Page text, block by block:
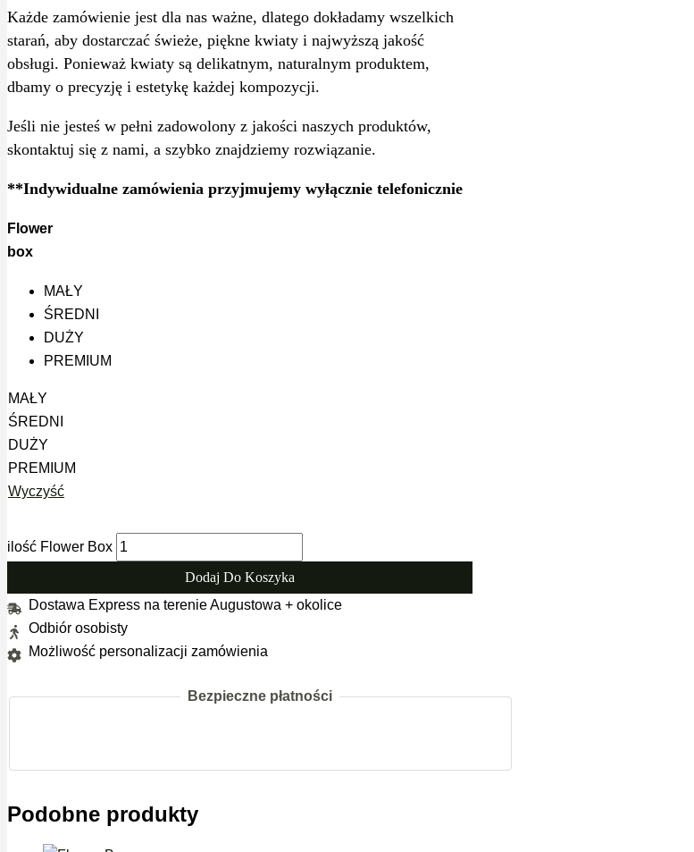
Każde zamówienie jest dla nas ważne, dlatego dokładamy wszelkich
starań, aby dostarczać świeże, piękne kwiaty i najwyższą jakość
obsługi. Ponieważ kwiaty są delikatnym, naturalnym produktem,
dbamy o precyzję i estetykę każdej kompozycji.
Jeśli nie jesteś w pełni zadowolony z jakości naszych produktów,
skontaktuj się z nami, a szybko znajdziemy rozwiązanie.
**Indywidualne zamówienia przyjmujemy wyłącznie telefonicznie
Flower
box
MAŁY
ŚREDNI
DUŻY
PREMIUM
MAŁY
ŚREDNI
DUŻY
PREMIUM
Wyczyść
ilość Flower Box
Dodaj Do Koszyka
Dostawa Express na terenie Augustowa + okolice
Odbiór osobisty
Możliwość personalizacji zamówienia
Bezpieczne płatności
Podobne produkty